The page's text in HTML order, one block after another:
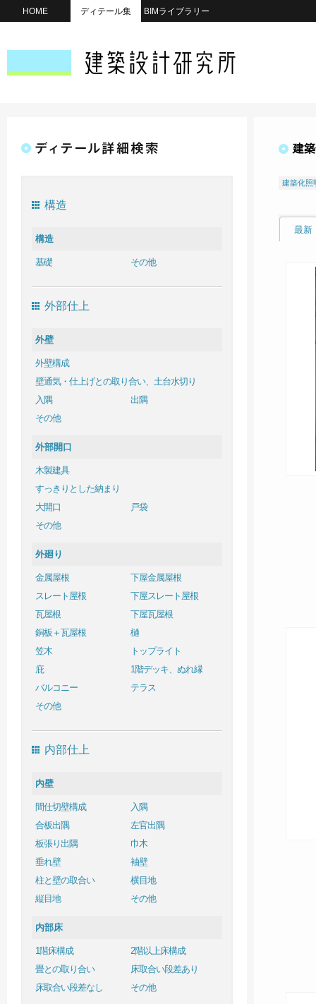
HOME ディテール集 BIMライブラリー
構造
構造
基礎 その他
外部仕上
外壁
外壁構成
壁通気・仕上げとの取り合い、土台水切り
入隅
出隅
その他
外部開口
木製建具
すっきりとした納まり
大開口
戸袋
その他
外廻り
金属屋根
下屋金属屋根
スレート屋根
下屋スレート屋根
瓦屋根
下屋瓦屋根
銅板＋瓦屋根
樋
笠木
トップライト
庇
1階デッキ、ぬれ縁
バルコニー
テラス
その他
内部仕上
内壁
間仕切壁構成
入隅
合板出隅
左官出隅
板張り出隅
巾木
垂れ壁
袖壁
柱と壁の取合い
横目地
縦目地
その他
内部床
1階床構成
2階以上床構成
畳との取り合い
床取合い段差あり
床取合い段差なし
その他
建
建築化照
最新